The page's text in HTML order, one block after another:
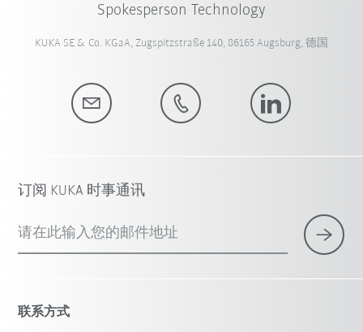
Spokesperson Technology
KUKA SE & Co. KGaA, Zugspitzstraße 140, 86165 Augsburg, 德国
订阅 KUKA 时事通讯
请在此输入您的邮件地址
联系方式